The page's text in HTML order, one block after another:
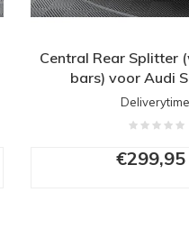
Central Rear Splitter
bars) voor Audi
Deliverytime
€299,95